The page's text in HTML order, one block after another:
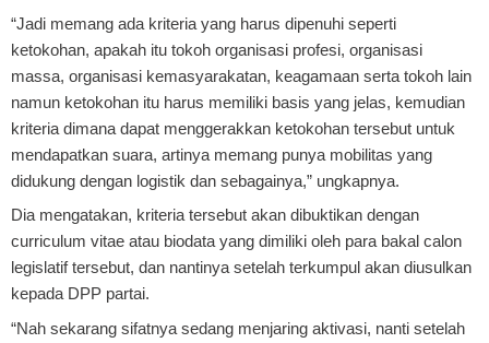
“Jadi memang ada kriteria yang harus dipenuhi seperti
ketokohan, apakah itu tokoh organisasi profesi, organisasi
massa, organisasi kemasyarakatan, keagamaan serta tokoh lain
namun ketokohan itu harus memiliki basis yang jelas, kemudian
kriteria dimana dapat menggerakkan ketokohan tersebut untuk
mendapatkan suara, artinya memang punya mobilitas yang
didukung dengan logistik dan sebagainya,” ungkapnya.
Dia mengatakan, kriteria tersebut akan dibuktikan dengan
curriculum vitae atau biodata yang dimiliki oleh para bakal calon
legislatif tersebut, dan nantinya setelah terkumpul akan diusulkan
kepada DPP partai.
“Nah sekarang sifatnya sedang menjaring aktivasi, nanti setelah